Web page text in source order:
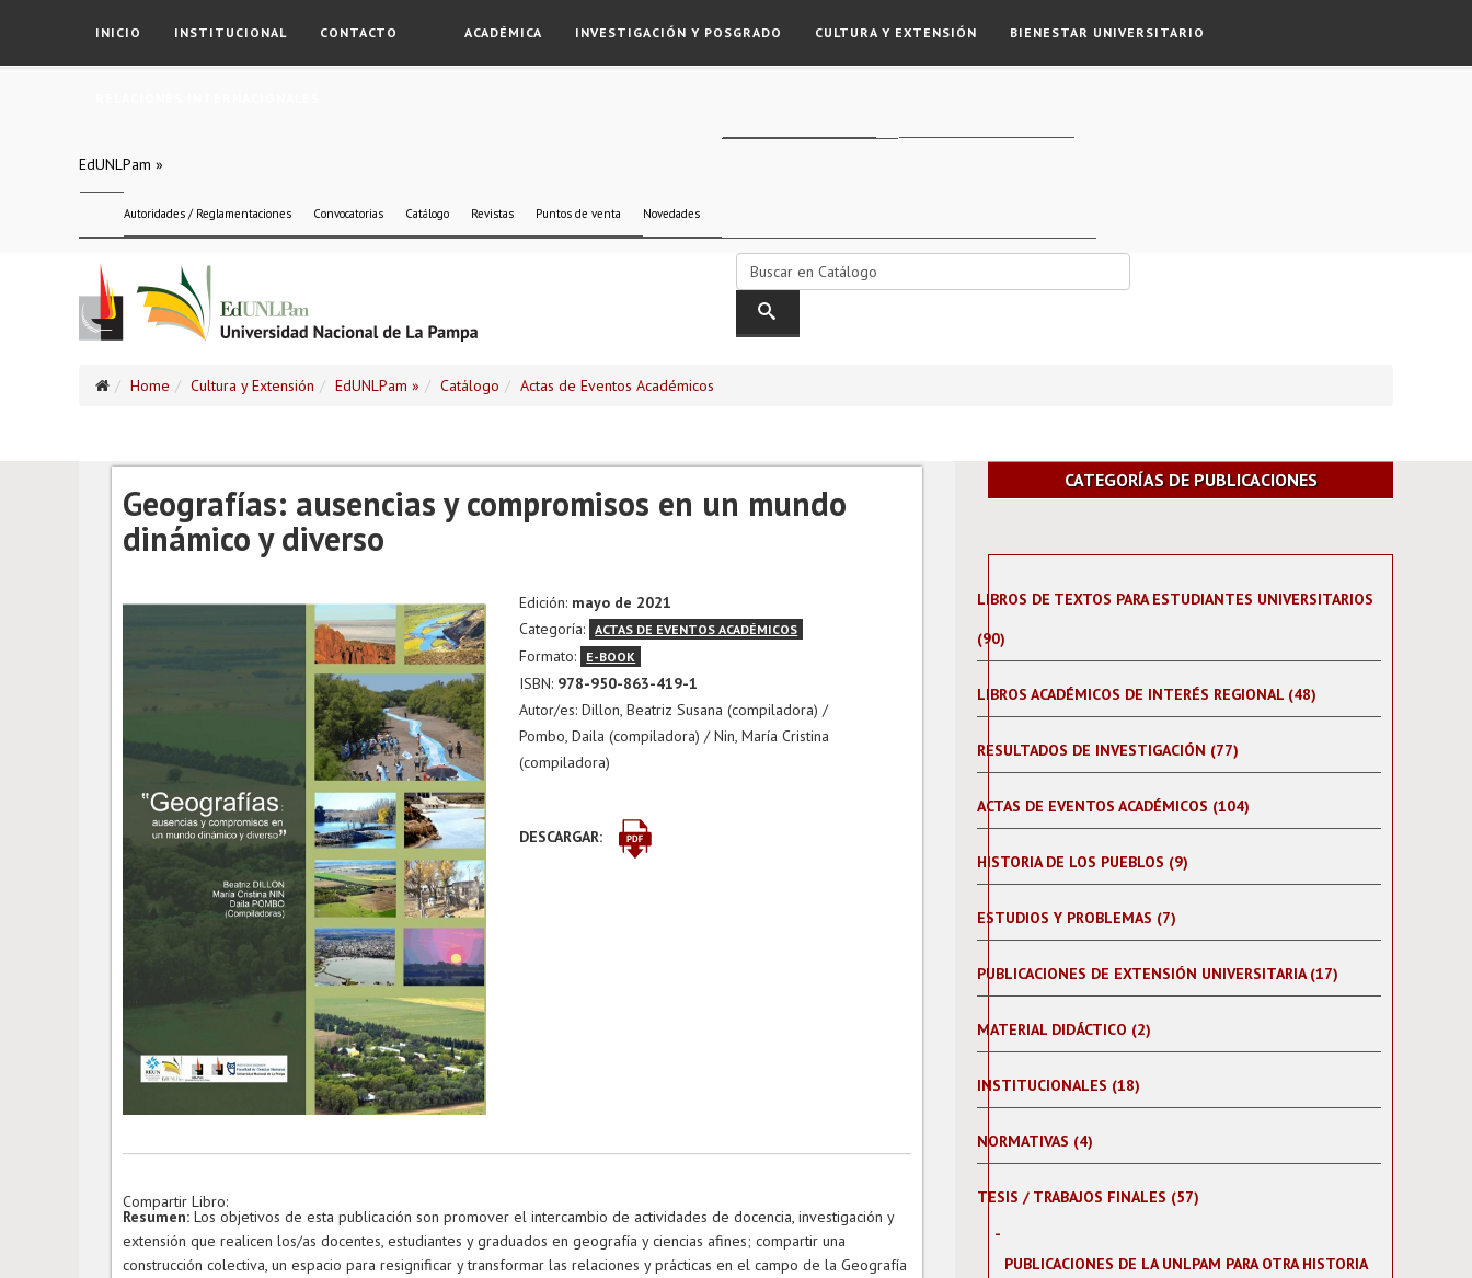
INICIO INSTITUCIONAL CONTACTO ACADÉMICA INVESTIGACIÓN Y POSGRADO CULTURA Y EXTENSIÓN BIENESTAR UNIVERSITARIO
EdUNLPam »
Autoridades / Reglamentaciones Convocatorias Catálogo Revistas Puntos de venta Novedades
Home Cultura y Extensión EdUNLPam » Catálogo Actas de Eventos Académicos
Geografías: ausencias y compromisos en un mundo
dinámico y diverso
Edición: mayo de 2021
Categoría:
ACTAS DE EVENTOS ACADÉMICOS
Formato: E-BOOK
ISBN: 978-950-863-419-1
Autor/es: Dillon, Beatriz Susana (compiladora) /
Pombo, Daila (compiladora) / Nin, María Cristina
(compiladora)
DESCARGAR:
Compartir Libro:
Resumen: Los objetivos de esta publicación son promover el intercambio de actividades de docencia, investigación y
extensión que realicen los/as docentes, estudiantes y graduados en geografía y ciencias afines; compartir una
construcción colectiva, un espacio para resignificar y transformar las relaciones y prácticas en el campo de la Geografía
CATEGORÍAS DE PUBLICACIONES
LIBROS DE TEXTOS PARA ESTUDIANTES UNIVERSITARIOS
(90)
LIBROS ACADÉMICOS DE INTERÉS REGIONAL (48)
RESULTADOS DE INVESTIGACIÓN (77)
ACTAS DE EVENTOS ACADÉMICOS (104)
HISTORIA DE LOS PUEBLOS (9)
ESTUDIOS Y PROBLEMAS (7)
PUBLICACIONES DE EXTENSIÓN UNIVERSITARIA (17)
MATERIAL DIDÁCTICO (2)
INSTITUCIONALES (18)
NORMATIVAS (4)
TESIS / TRABAJOS FINALES (57)
PUBLICACIONES DE LA UNLPAM PARA OTRA HISTORIA